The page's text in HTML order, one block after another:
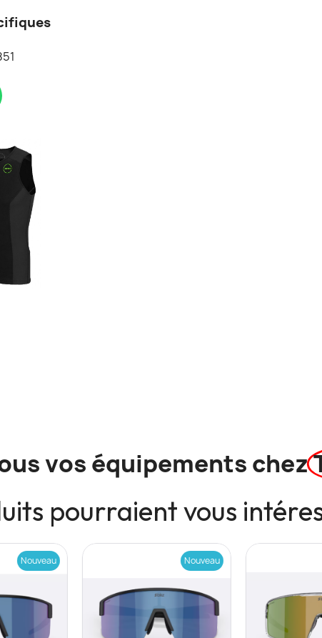
vos équipements chez
pourraient vous
Nouveau Nouveau